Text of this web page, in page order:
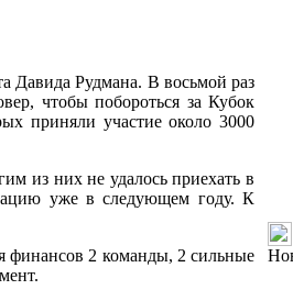
Давида Рудмана. В восьмой раз
чтобы побороться за Кубок
приняли участие около 3000
из них не удалось приехать в
уже в следующем году. К
финансов 2 команды, 2 сильные